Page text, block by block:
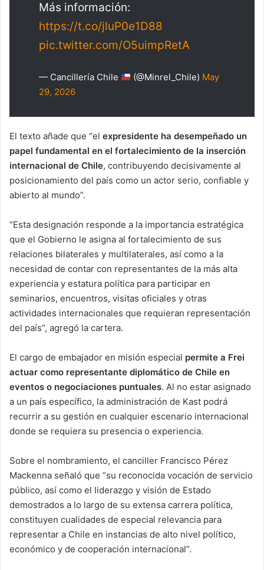
Más información:
https://t.co/jluP0e1D88
pic.twitter.com/O5uimpRetA
— Cancillería Chile (@Minrel_Chile) May
29, 2026
El texto añade que “el expresidente ha desempeñado un
papel fundamental en el fortalecimiento de la inserción
internacional de Chile, contribuyendo decisivamente al
posicionamiento del país como un actor serio, confiable y
abierto al mundo”.
“Esta designación responde a la importancia estratégica
que el Gobierno le asigna al fortalecimiento de sus
relaciones bilaterales y multilaterales, así como a la
necesidad de contar con representantes de la más alta
experiencia y estatura política para participar en
seminarios, encuentros, visitas oficiales y otras
actividades internacionales que requieran representación
del país”, agregó la cartera.
El cargo de embajador en misión especial permite a Frei
actuar como representante diplomático de Chile en
eventos o negociaciones puntuales. Al no estar asignado
a un país específico, la administración de Kast podrá
recurrir a su gestión en cualquier escenario internacional
donde se requiera su presencia o experiencia.
Sobre el nombramiento, el canciller Francisco Pérez
Mackenna señaló que “su reconocida vocación de servicio
público, así como el liderazgo y visión de Estado
demostrados a lo largo de su extensa carrera política,
constituyen cualidades de especial relevancia para
representar a Chile en instancias de alto nivel político,
económico y de cooperación internacional”.